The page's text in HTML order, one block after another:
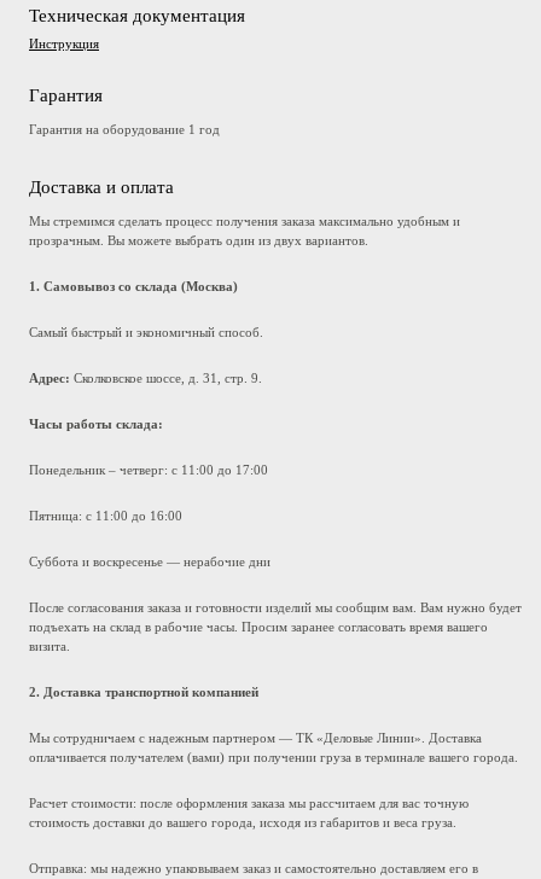
Техническая документация
Инструкция
Гарантия
Гарантия на оборудование 1 год
Доставка и оплата
Мы стремимся сделать процесс получения заказа максимально удобным и
прозрачным. Вы можете выбрать один из двух вариантов.
1. Самовывоз со склада (Москва)
Самый быстрый и экономичный способ.
Адрес: Сколковское шоссе, д. 31, стр. 9.
Часы работы склада:
Понедельник – четверг: с 11:00 до 17:00
Пятница: с 11:00 до 16:00
Суббота и воскресенье — нерабочие дни
После согласования заказа и готовности изделий мы сообщим вам. Вам нужно будет
подъехать на склад в рабочие часы. Просим заранее согласовать время вашего
визита.
2. Доставка транспортной компанией
Мы сотрудничаем с надежным партнером — ТК «Деловые Линии». Доставка
оплачивается получателем (вами) при получении груза в терминале вашего города.
Расчет стоимости: после оформления заказа мы рассчитаем для вас точную
стоимость доставки до вашего города, исходя из габаритов и веса груза.
Отправка: мы надежно упаковываем заказ и самостоятельно доставляем его в